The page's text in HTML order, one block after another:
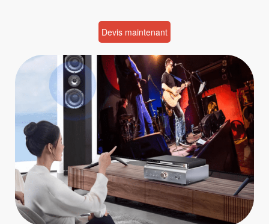
Devis maintenant